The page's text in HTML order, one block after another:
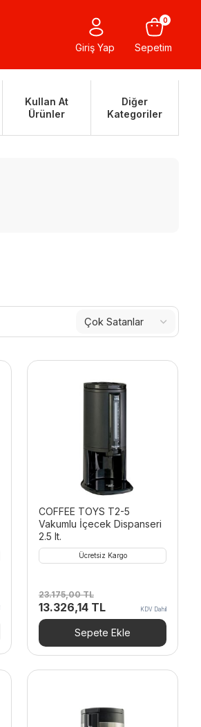
Giriş Yap Sepetim
0
Kullan At
Ürünler
Diğer
Kategoriler
COFFEE TOYS T2-5
Vakumlu İçecek Dispanseri
2.5 lt.
Ücretsiz Kargo
23.175,00TL
Orijinal
fiyat:
23.175,00 TL.
13.326,14 TLŞu
andaki
fiyat:
13.326,14 TL.
KDV Dahil
Sepete Ekle